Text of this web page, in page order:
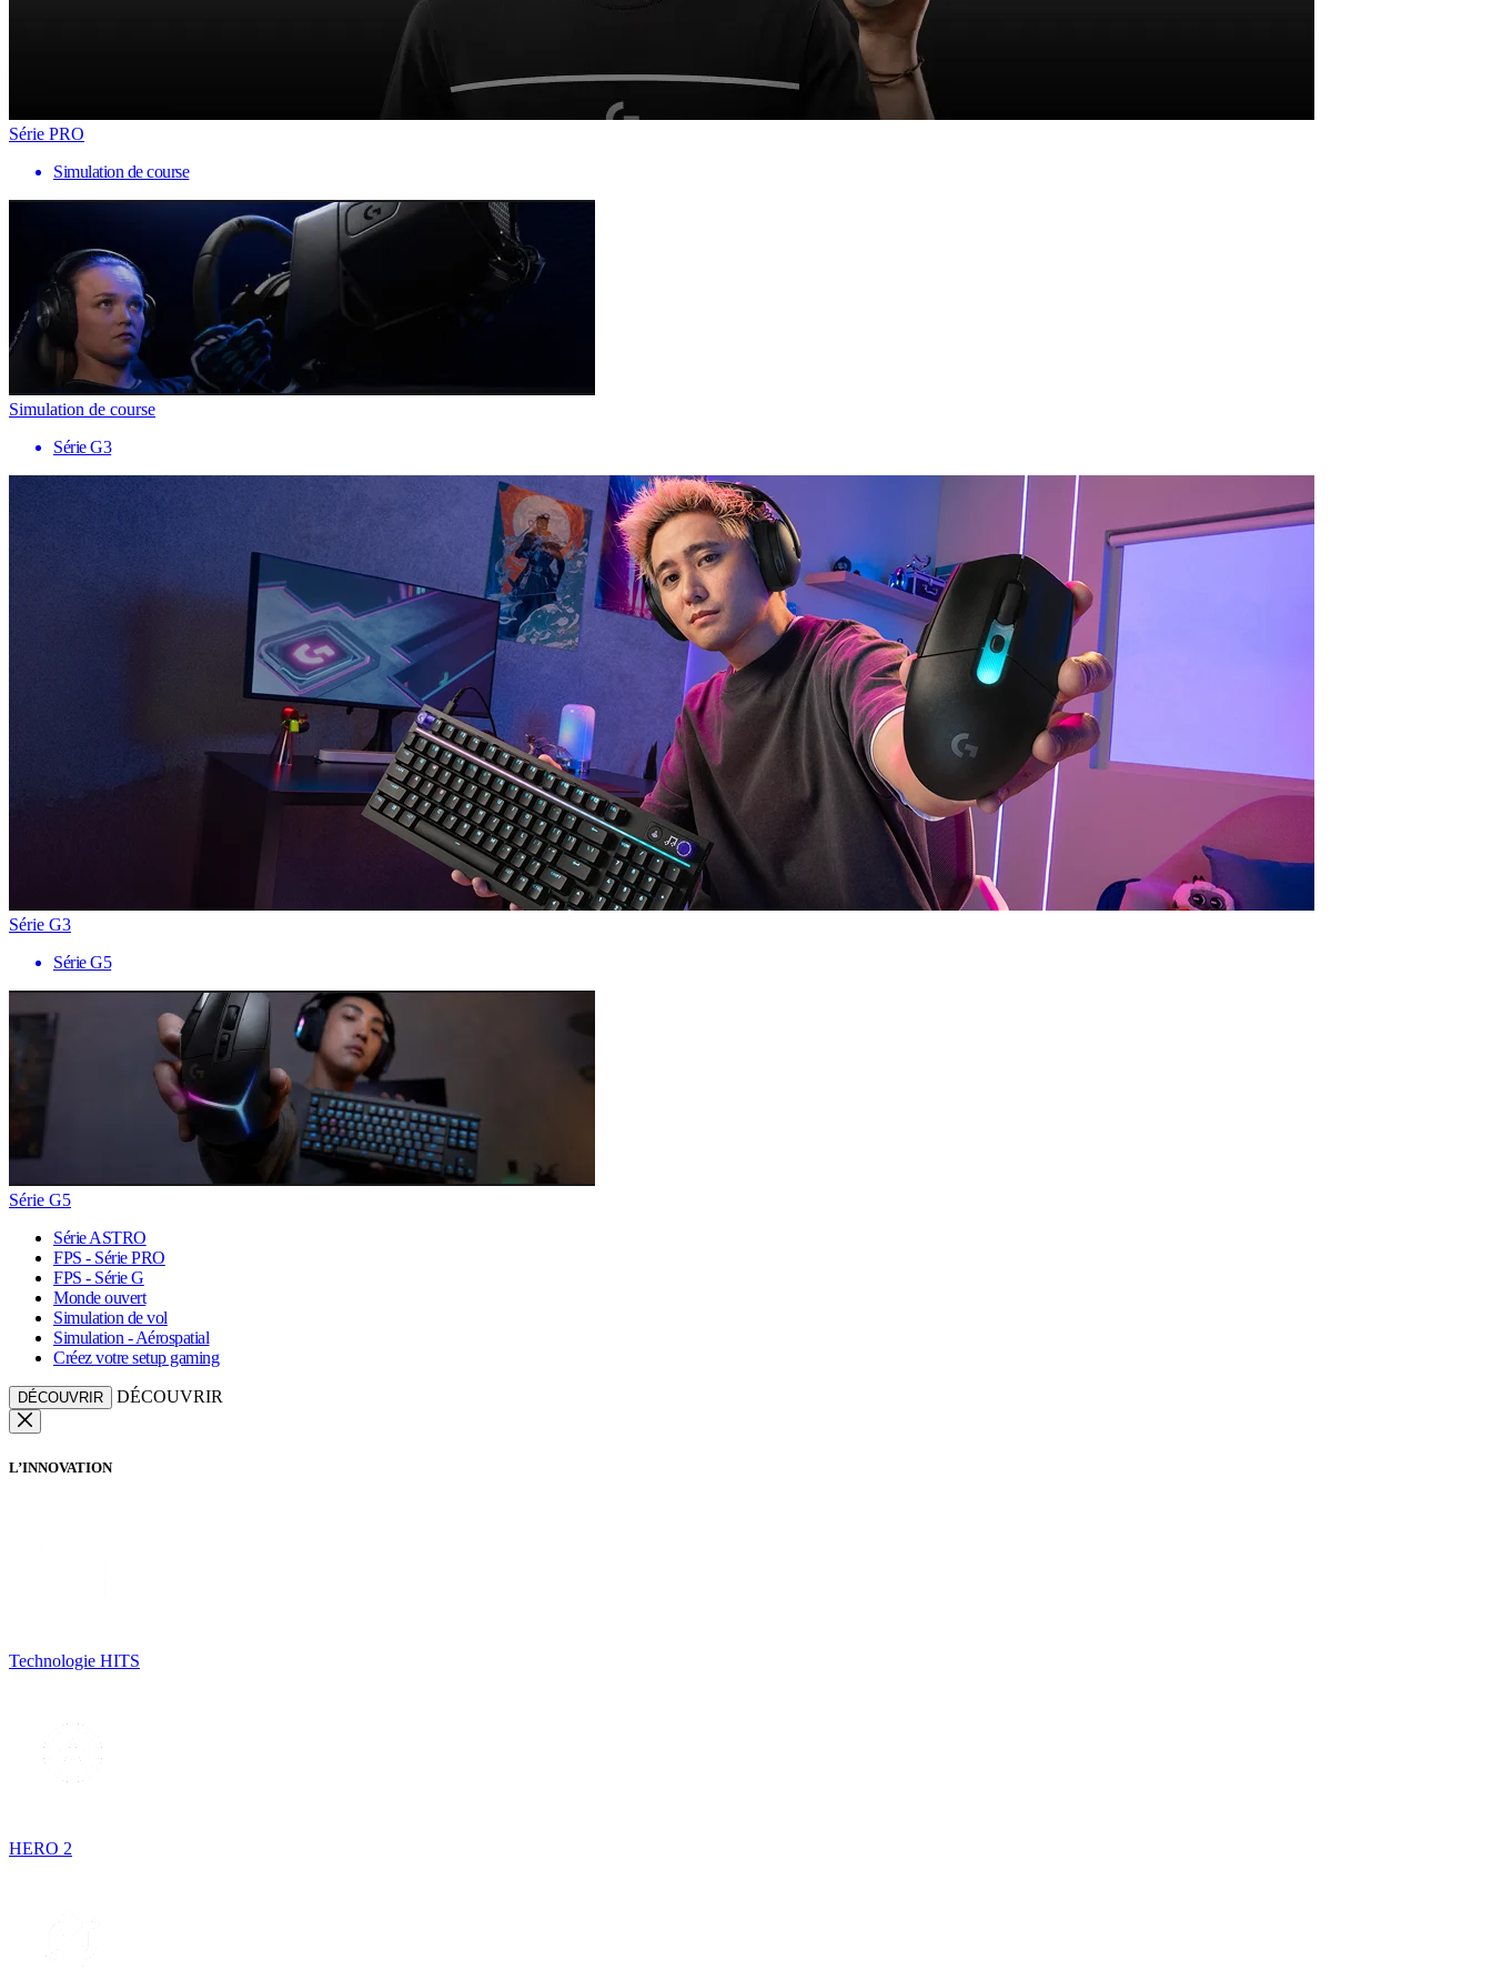
Série PRO
Simulation de course
Simulation de course
Série G3
Série G3
Série G5
Série G5
Série ASTRO
FPS - Série PRO
FPS - Série G
Monde ouvert
Simulation de vol
Simulation - Aérospatial
Créez votre setup gaming
DÉCOUVRIR DÉCOUVRIR
L’INNOVATION
Technologie HITS
HERO 2